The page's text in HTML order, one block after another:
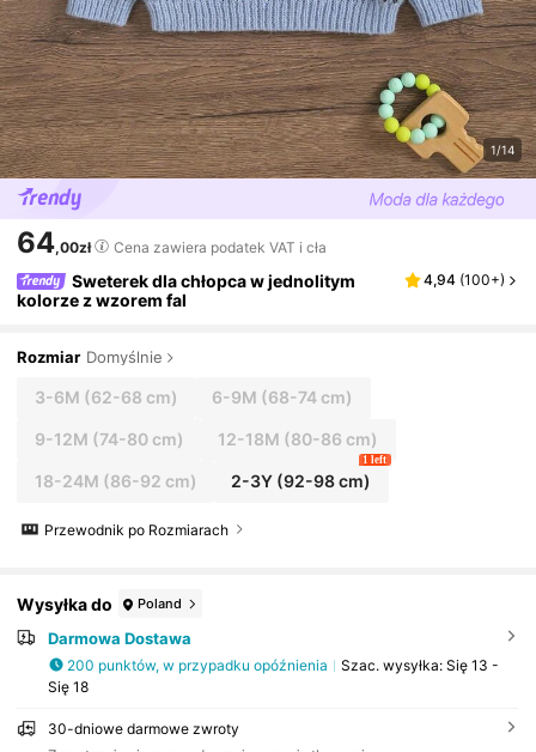
1/14
64,00zł Cena zawiera podatek VAT i cła
Sweterek dla chłopca w jednolitym
kolorze z wzorem fal
4,94 (100+)
Rozmiar Domyślnie
3-6M (62-68 cm) 6-9M (68-74 cm)
9-12M (74-80 cm) 12-18M (80-86 cm)
18-24M (86-92 cm) 2-3Y (92-98 cm)
1 left
Przewodnik po Rozmiarach
Wysyłka do Poland
Darmowa Dostawa
200 punktów, w przypadku opóźnienia Szac. wysyłka: Się 13 -
Się 18
30-dniowe darmowe zwroty